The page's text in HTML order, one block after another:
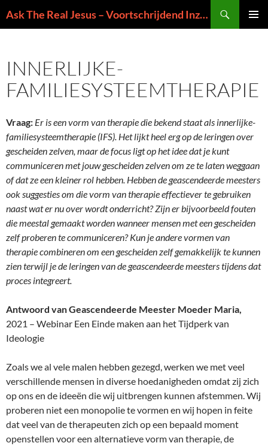
naar
Ask The Real Jesus – Voortschrijdend Inzicht in de Zin van het Leven
INNERLIJKE-
FAMILIESYSTEEMTHERAPIE
Vraag: Er is een vorm van therapie die bekend staat als innerlijke-
familiesysteemtherapie (IFS). Het lijkt heel erg op de leringen over
gescheiden zelven, maar de focus ligt op het idee dat je kunt
communiceren met jouw gescheiden zelven om ze te laten weggaan
of dat ze een kleiner rol hebben. Hebben de geascendeerde meesters
ook suggesties om die vorm van therapie effectiever te gebruiken
naast wat er nu over wordt onderricht? Zijn er bijvoorbeeld fouten
die meestal gemaakt worden wanneer mensen met een gescheiden
zelf proberen te communiceren? Kun je andere vormen van
therapie combineren om een gescheiden zelf gemakkelijk te kunnen
zien terwijl je de leringen van de geascendeerde meesters tijdens dat
proces integreert.
Antwoord van Geascendeerde Meester Moeder Maria,
2021 – Webinar Een Einde maken aan het Tijdperk van
Ideologie
Zoals we al vele malen hebben gezegd, werken we met veel
verschillende mensen in diverse hoedanigheden omdat zij zich
op ons en de ideeën die wij uitbrengen kunnen afstemmen. Wij
proberen niet een monopolie te vormen en wij hopen in feite
dat veel van de therapeuten zich op een bepaald moment
openstellen voor een alternatieve vorm van therapie, de